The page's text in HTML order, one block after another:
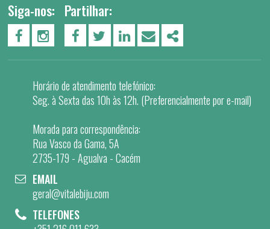
Siga-nos:
PÁGINA DO FACEBOOK
PÁGINA DO INSTAGRAM
Partilhar:
FACEBOOKTWITTERLINKEDIN
EMAIL
Horário de atendimento telefónico:
Seg. à Sexta das 10h às 12h. (Preferencialmente por e-mail)
Morada para correspondência:
Rua Vasco da Gama, 5A
2735-179 - Agualva - Cacém
EMAIL
geral@vitalebiju.com
TELEFONES